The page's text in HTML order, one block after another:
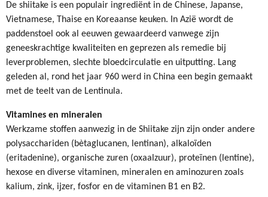
De shiitake is een populair ingrediënt in de Chinese, Japanse,
Vietnamese, Thaise en Koreaanse keuken. In Azië wordt de
paddenstoel ook al eeuwen gewaardeerd vanwege zijn
geneeskrachtige kwaliteiten en geprezen als remedie bij
leverproblemen, slechte bloedcirculatie en uitputting. Lang
geleden al, rond het jaar 960 werd in China een begin gemaakt
met de teelt van de Lentinula.
Vitamines en mineralen
Werkzame stoffen aanwezig in de Shiitake zijn zijn onder andere
polysacchariden (bètaglucanen, lentinan), alkaloïden
(eritadenine), organische zuren (oxaalzuur), proteïnen (lentine),
hexose en diverse vitaminen, mineralen en aminozuren zoals
kalium, zink, ijzer, fosfor en de vitaminen B1 en B2.